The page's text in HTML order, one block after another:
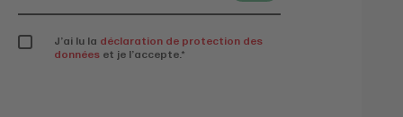
J’ai lu la déclaration de protection des
données et je l’accepte.*